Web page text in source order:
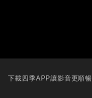
下載四季APP讓影音更順暢